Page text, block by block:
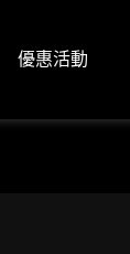
優惠活動